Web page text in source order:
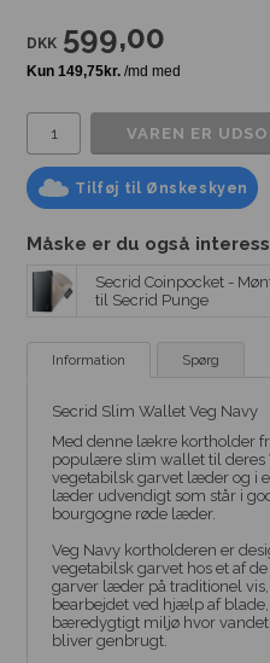
DKK 599,00
Tilføj til Ønskeskyen
Måske er du også
Secrid Coinpocket -
til Secrid Punge
Information Spørg
Secrid Slim Wallet Veg Navy
Med denne lækre kortholder
populære slim wallet til deres
vegetabilsk garvet læder og i
læder udvendigt som står i
bourgogne røde læder.
Veg Navy kortholderen er
vegetabilsk garvet hos et af
garver læder på traditionel
bearbejdet ved hjælp af
bæredygtigt miljø hvor
bliver genbrugt.